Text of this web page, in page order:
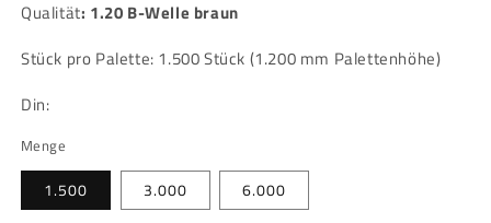
Qualität: 1.20 B-Welle braun
Stück pro Palette: 1.500 Stück (1.200 mm Palettenhöhe)
Din:
Menge
1.500 3.000 6.000